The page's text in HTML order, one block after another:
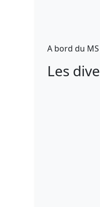
A bord du
Les